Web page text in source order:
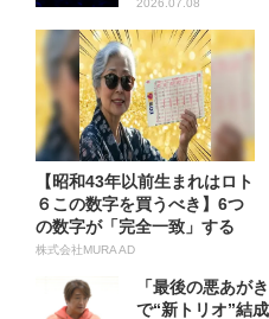
2026.07.08
【昭和43年以前生まれはロト
６この数字を買うべき】6つ
の数字が「完全一致」する
方...
株式会社MURA AD
「最後の悪あが
で“新トリオ”結